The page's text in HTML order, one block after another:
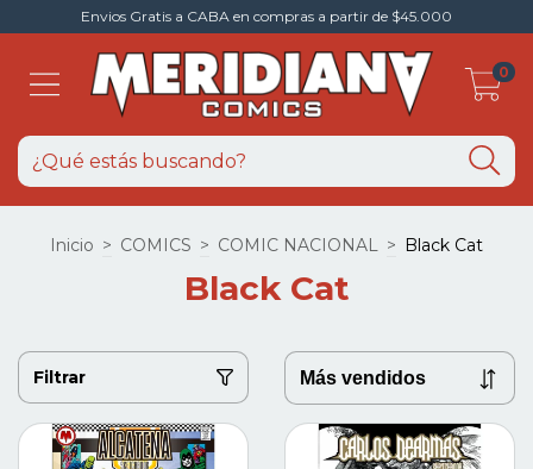
Envios Gratis a CABA en compras a partir de $45.000
0
Inicio > COMICS > COMIC NACIONAL > Black Cat
Black Cat
Filtrar